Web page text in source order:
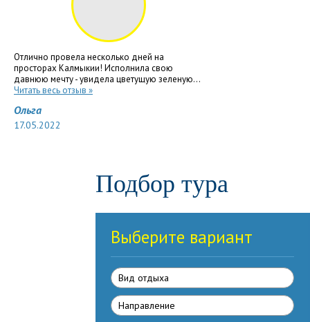
Отлично провела несколько дней на
просторах Калмыкии! Исполнила свою
давнюю мечту - увидела цветущую зеленую...
Читать весь отзыв »
Ольга
17.05.2022
Подбор тура
Выберите вариант
Вид отдыха
Направлениe